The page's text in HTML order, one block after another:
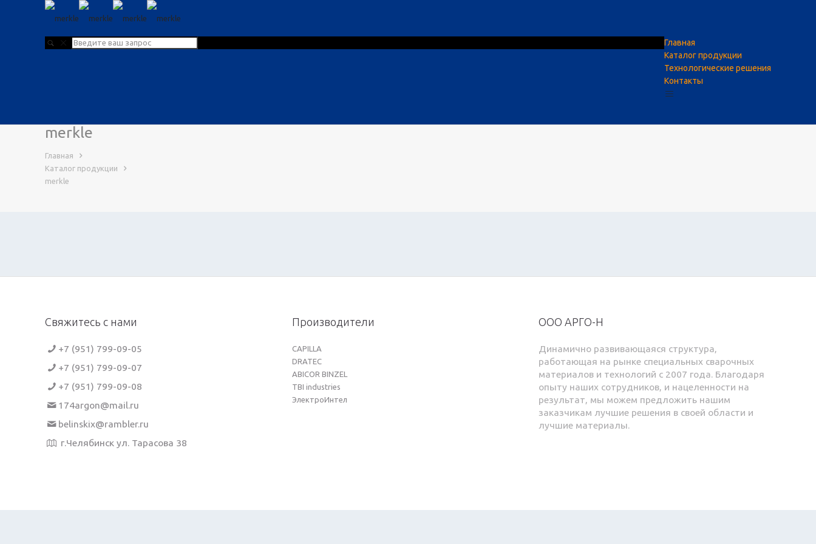
Главная
Каталог продукции
Технологические решения
Контакты
merkle
Главная
Каталог продукции
merkle
Свяжитесь с нами
+7 (951) 799-09-05
+7 (951) 799-09-07
+7 (951) 799-09-08
174argon@mail.ru
belinskix@rambler.ru
г.Челябинск ул. Тарасова 38
Производители
CAPILLA
DRATEC
ABICOR BINZEL
TBI industries
ЭлектроИнтел
ООО АРГО-Н
Динамично развивающаяся структура,
работающая на рынке специальных сварочных
материалов и технологий с 2007 года. Благодаря
опыту наших сотрудников, и нацеленности на
результат, мы можем предложить нашим
заказчикам лучшие решения в своей области и
лучшие материалы.